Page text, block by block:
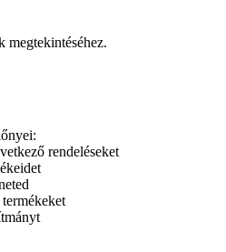
megtekintéséhez.
rendeléseket